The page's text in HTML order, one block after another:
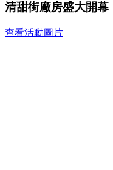
清甜街廠房盛大開幕
查看活動圖片